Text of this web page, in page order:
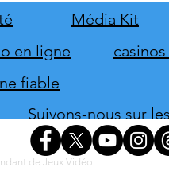
Média Kit
en ligne
fiable
Suivons-nous sur
de Jeux Vidéo